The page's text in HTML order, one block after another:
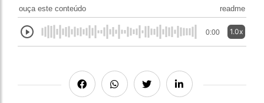
ouça este conteúdo readme
0:00 1.0x